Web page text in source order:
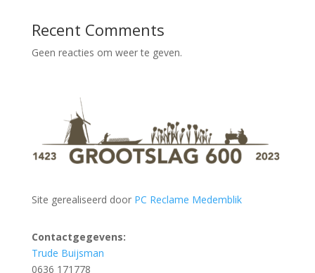
Recent Comments
Geen reacties om weer te geven.
Site gerealiseerd door PC Reclame Medemblik
Contactgegevens:
Trude Buijsman
0636 171778